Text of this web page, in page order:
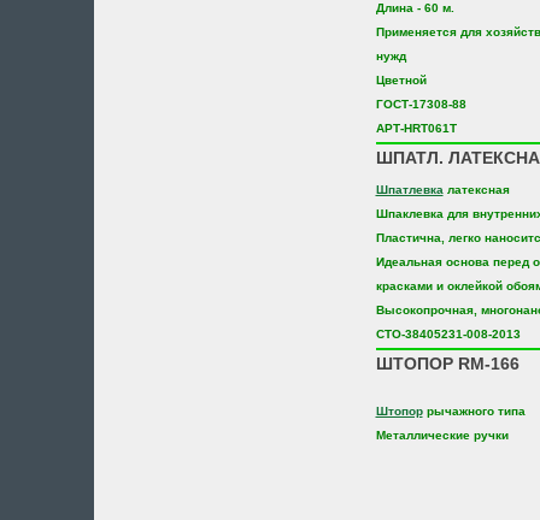
Длина - 60 м.
Применяется для
нужд
Цветной
ГОСТ-17308-88
АРТ-HRT061T
ШПАТЛ.
Шпатлевка латексная
Шпаклевка для
Пластична, легко
Идеальная основа перед
красками и оклейкой
Высокопрочная,
СТО-38405231-008-2013
ШТОПОР RM-166
Штопоррычажного типа
Металлические ручки